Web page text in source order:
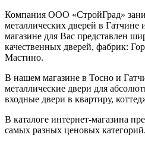
Компания ООО «СтройГрад»
металлических дверей в
магазине для Вас представлен
качественных дверей, фабрик:
Мастино.
В нашем магазине в Тосно и
металлические двери для
входные двери в квартиру,
В каталоге интернет-магазина
самых разных ценовых